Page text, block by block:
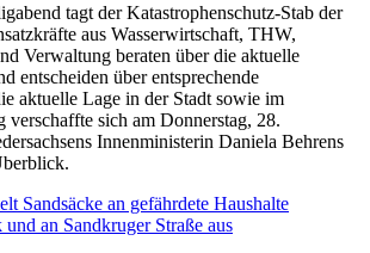
tagt der Katastrophenschutz-Stab der
aus Wasserwirtschaft, THW,
Verwaltung beraten über die aktuelle
entscheiden über entsprechende
aktuelle Lage in der Stadt sowie im
verschaffte sich am Donnerstag, 28.
Innenministerin Daniela Behrens
Sandsäcke an gefährdete Haushalte
an Sandkruger Straße aus